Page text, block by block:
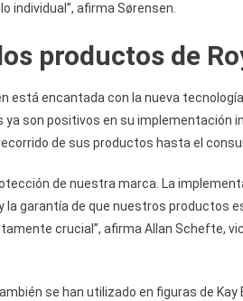
individual”, afirma Sørensen.
productos de
está encantada con la nueva
son positivos en su implementación
de sus productos hasta el
de nuestra marca. La
garantía de que nuestros productos
crucial”, afirma Allan Schefte,
se han utilizado en figuras de